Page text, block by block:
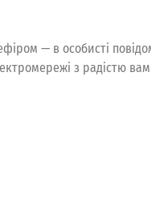
— в особисті
з радістю